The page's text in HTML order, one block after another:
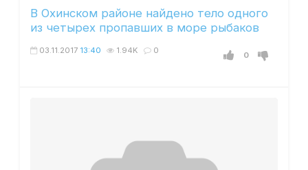
В Охинском районе найдено тело одного
из четырех пропавших в море рыбаков
0
03.11.2017 13:40 1.94K 0